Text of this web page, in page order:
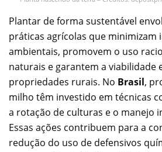
Plantar de forma sustentável
práticas agrícolas que minimizam
ambientais, promovem o uso
naturais e garantem a viabilidade
propriedades rurais. No Brasil,
milho têm investido em técnicas
a rotação de culturas e o manejo
Essas ações contribuem para a
redução do uso de defensivos